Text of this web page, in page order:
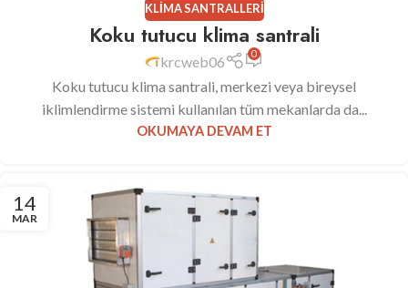
KLIMA SANTRALLERI
Koku tutucu klima santrali
krcweb06 0
Koku tutucu klima santrali, merkezi veya bireysel
iklimlendirme sistemi kullanılan tüm mekanlarda da...
OKUMAYA DEVAM ET
14
MAR